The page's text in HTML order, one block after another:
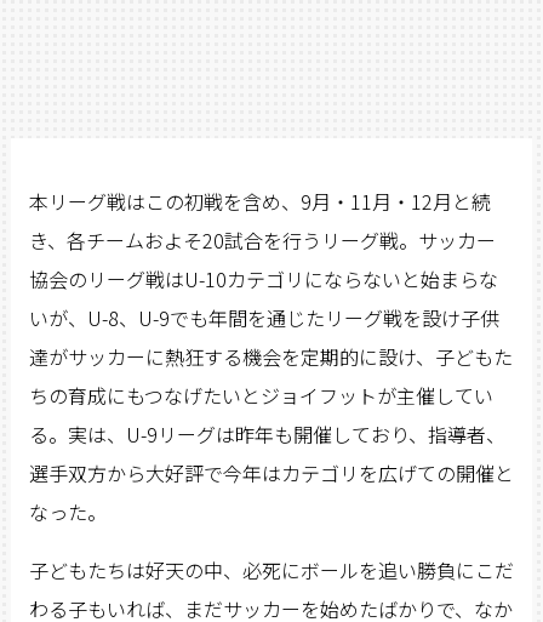
本リーグ戦はこの初戦を含め、9月・11月・12月と続
き、各チームおよそ20試合を行うリーグ戦。サッカー
協会のリーグ戦はU-10カテゴリにならないと始まらな
いが、U-8、U-9でも年間を通じたリーグ戦を設け子供
達がサッカーに熱狂する機会を定期的に設け、子どもた
ちの育成にもつなげたいとジョイフットが主催してい
る。実は、U-9リーグは昨年も開催しており、指導者、
選手双方から大好評で今年はカテゴリを広げての開催と
なった。
子どもたちは好天の中、必死にボールを追い勝負にこだ
わる子もいれば、まだサッカーを始めたばかりで、なか